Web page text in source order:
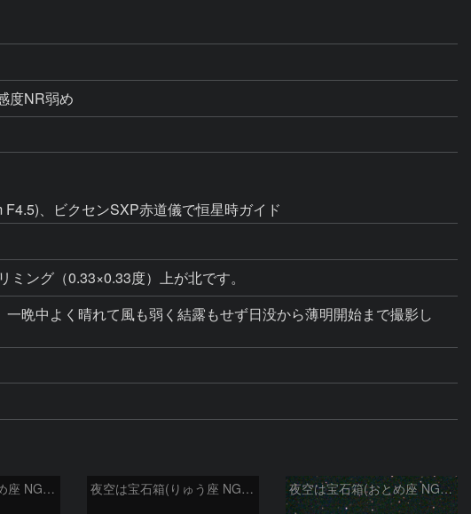
度NR弱め
、ビクセンSXP赤道儀で恒星時ガイド
ング（0.33×0.33度）上が北です。
晩中よく晴れて風も弱く結露もせず日没から薄明開始まで撮影し
夜空は宝石箱(おとめ座 NGC5566) Seestar50 夜空は宝石箱(りゅう座 NGC6503) Seestar50 夜空は宝石箱(おとめ座 NGC5746) Seestar50